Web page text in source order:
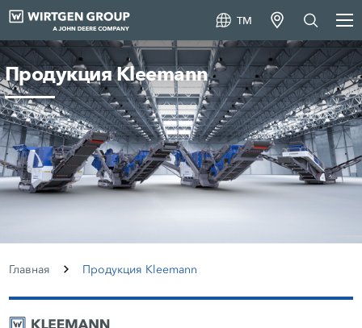
TM
Продукция Kleemann
Главная Продукция Kleemann